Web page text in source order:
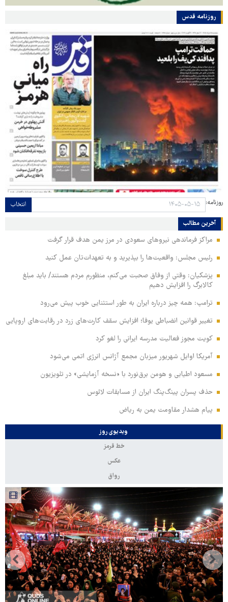
روزنامه قدس
روزنامه: انتخاب
آخرین مطالب
مراکز فرماندهی نیروهای سعودی در مرز یمن هدف قرار گرفت
رئیس مجلس: واقعیت‌ها را بپذیرید و به تعهدات‌تان عمل کنید
پزشکیان: وقتی از وفاق صحبت می‌کنم، منظورم مردم هستند/ باید مبلغ
کالابرگ را افزایش دهیم
ترامپ: همه چیز درباره ایران به طور استثنایی خوب پیش می‌رود
تغییر قوانین انضباطی یوفا؛ افزایش سقف کارت‌های زرد در رقابت‌های اروپایی
کویت مجوز فعالیت مدرسه ایرانی را لغو کرد
آمریکا اوایل شهریور میزبان مجمع آژانس انرژی اتمی می‌شود
مسعود اطیابی و هومن برق‌نورد با «نسخه آزمایشی» در تلویزیون
حذف پسران پینگ‌پنگ ایران از مسابقات لائوس
پیام هشدار مقاومت یمن به ریاض
ویدیوی روز
خط قرمز
عکس
رواق